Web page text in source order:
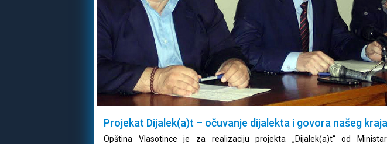
Projekat Dijalek(a)t – očuvanje dijalekta i govora našeg kraja
Opština Vlasotince je za realizaciju projekta „Dijalek(a)t“ od